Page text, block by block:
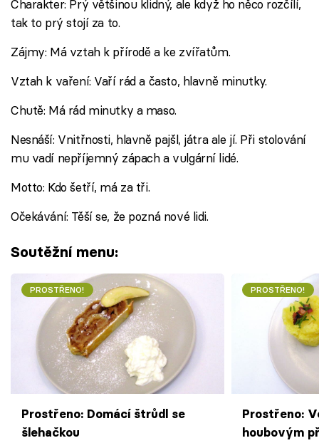
Charakter: Prý většinou klidný, ale když ho něco rozčílí,
tak to prý stojí za to.
Zájmy: Má vztah k přírodě a ke zvířatům.
Vztah k vaření: Vaří rád a často, hlavně minutky.
Chutě: Má rád minutky a maso.
Nesnáší: Vnitřnosti, hlavně pajšl, játra ale jí. Při stolování
mu vadí nepříjemný zápach a vulgární lidé.
Motto: Kdo šetří, má za tři.
Očekávání: Těší se, že pozná nové lidi.
Soutěžní menu:
PROSTŘENO!
Prostřeno: Domácí štrůdl se
šlehačkou
PROSTŘENO!
Prostřeno:
houbovým